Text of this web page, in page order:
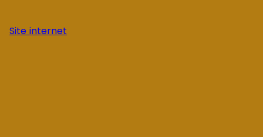
Site internet